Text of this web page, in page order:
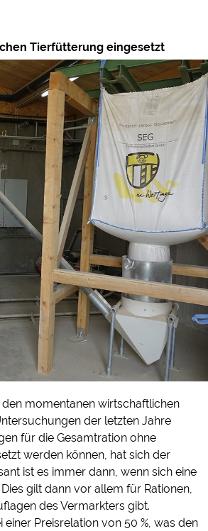
Tierfütterung eingesetzt
momentanen wirtschaftlichen
der letzten Jahre
für die Gesamtration ohne
werden können, hat sich der
ist es immer dann, wenn sich eine
gilt dann vor allem für Rationen,
des Vermarkters gibt.
Preisrelation von 50 %, was den